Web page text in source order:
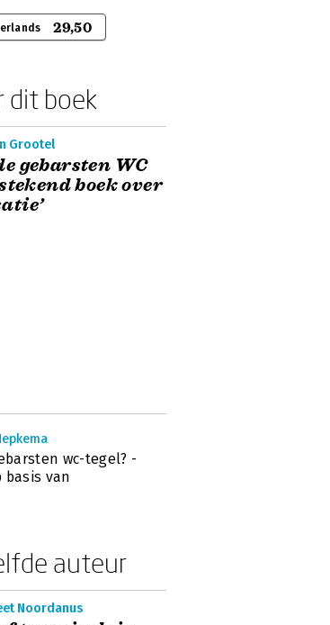
29,50
dit boek
Grootel
gebarsten WC
boek over
wc-tegel? -
basis van
auteur
Noordanus